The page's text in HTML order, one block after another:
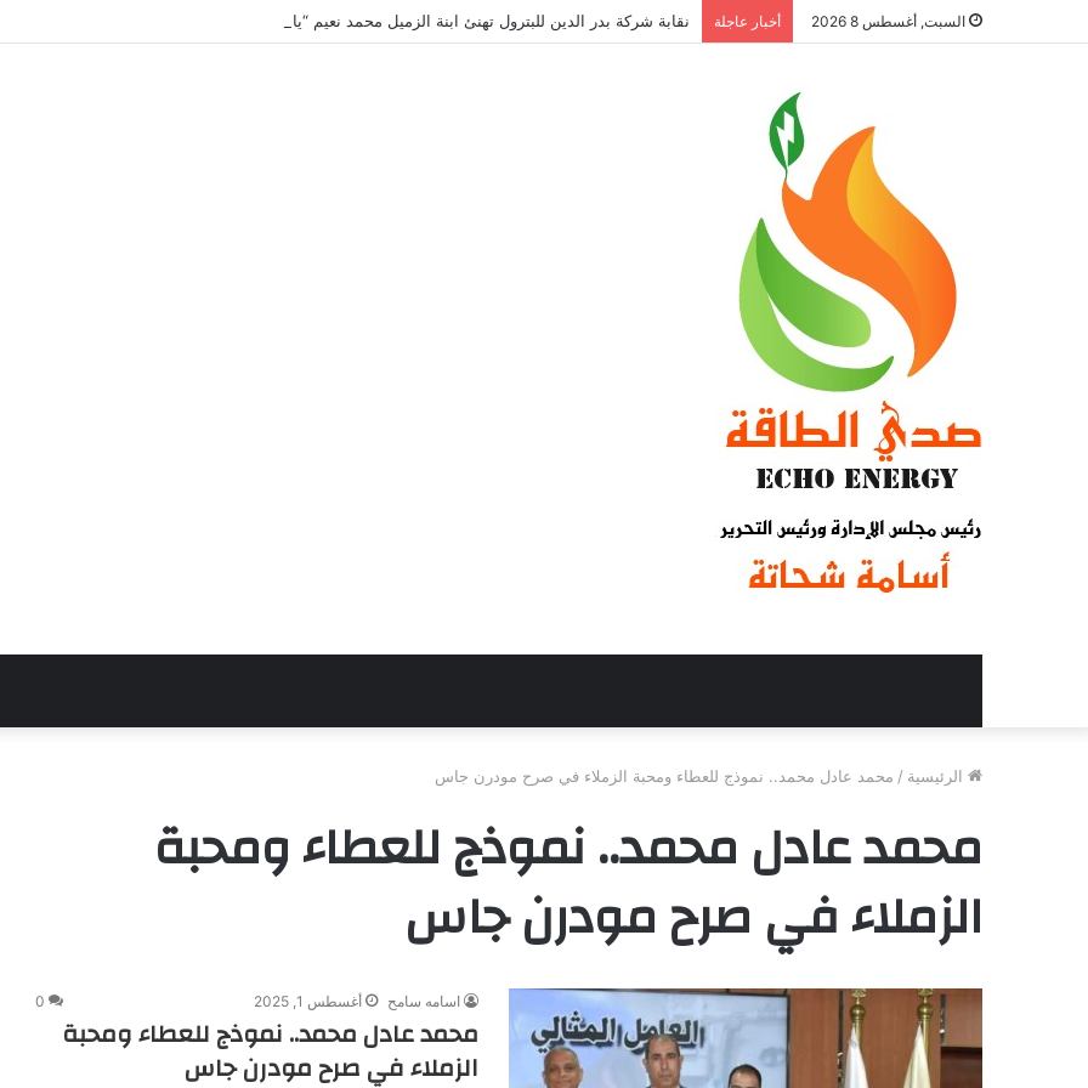
السبت, أغسطس 8 2026 أخبار عاجلة نقابة شركة بدر الدين للبترول تهنئ ابنة الزميل محمد نعيم “ياسمين” بتخرجها وتفوقها
الرئيسية / محمد عادل محمد.. نموذج للعطاء ومحبة الزملاء في صرح مودرن جاس
محمد عادل محمد.. نموذج للعطاء ومحبة
الزملاء في صرح مودرن جاس
اسامه سامح أغسطس 1, 2025 0
محمد عادل محمد.. نموذج للعطاء ومحبة
الزملاء في صرح مودرن جاس